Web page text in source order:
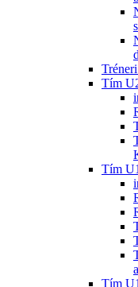
Tím
Tím
Tím